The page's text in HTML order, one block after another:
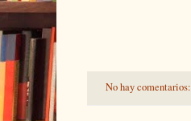
No hay comentarios: